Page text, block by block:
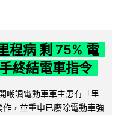
程病 剩 75% 電
終結電車指令
嘲諷電動車車主患有「里
，並重申已廢除電動車強